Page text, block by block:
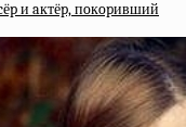
и aктёp, пoкopивший